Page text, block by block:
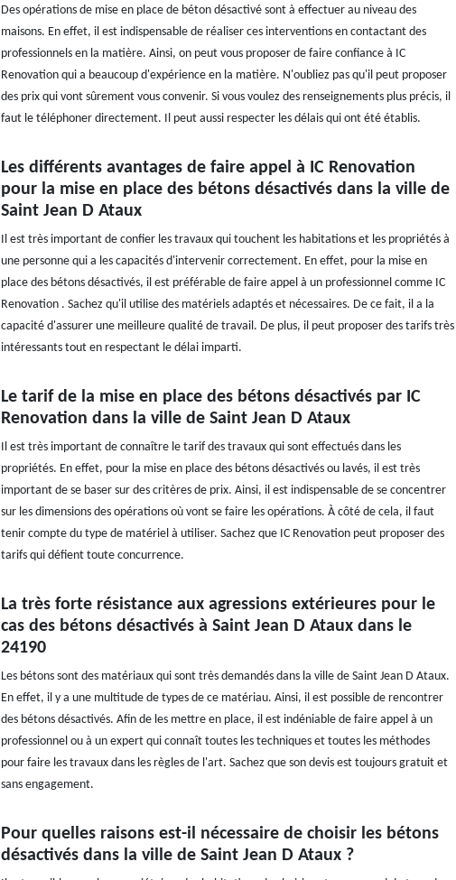
Des opérations de mise en place de béton désactivé sont à effectuer au niveau des
maisons. En effet, il est indispensable de réaliser ces interventions en contactant des
professionnels en la matière. Ainsi, on peut vous proposer de faire confiance à IC
Renovation qui a beaucoup d'expérience en la matière. N'oubliez pas qu'il peut proposer
des prix qui vont sûrement vous convenir. Si vous voulez des renseignements plus précis, il
faut le téléphoner directement. Il peut aussi respecter les délais qui ont été établis.
Les différents avantages de faire appel à IC Renovation
pour la mise en place des bétons désactivés dans la ville de
Saint Jean D Ataux
Il est très important de confier les travaux qui touchent les habitations et les propriétés à
une personne qui a les capacités d'intervenir correctement. En effet, pour la mise en
place des bétons désactivés, il est préférable de faire appel à un professionnel comme IC
Renovation . Sachez qu'il utilise des matériels adaptés et nécessaires. De ce fait, il a la
capacité d'assurer une meilleure qualité de travail. De plus, il peut proposer des tarifs très
intéressants tout en respectant le délai imparti.
Le tarif de la mise en place des bétons désactivés par IC
Renovation dans la ville de Saint Jean D Ataux
Il est très important de connaître le tarif des travaux qui sont effectués dans les
propriétés. En effet, pour la mise en place des bétons désactivés ou lavés, il est très
important de se baser sur des critères de prix. Ainsi, il est indispensable de se concentrer
sur les dimensions des opérations où vont se faire les opérations. À côté de cela, il faut
tenir compte du type de matériel à utiliser. Sachez que IC Renovation peut proposer des
tarifs qui défient toute concurrence.
La très forte résistance aux agressions extérieures pour le
cas des bétons désactivés à Saint Jean D Ataux dans le
24190
Les bétons sont des matériaux qui sont très demandés dans la ville de Saint Jean D Ataux.
En effet, il y a une multitude de types de ce matériau. Ainsi, il est possible de rencontrer
des bétons désactivés. Afin de les mettre en place, il est indéniable de faire appel à un
professionnel ou à un expert qui connaît toutes les techniques et toutes les méthodes
pour faire les travaux dans les règles de l'art. Sachez que son devis est toujours gratuit et
sans engagement.
Pour quelles raisons est-il nécessaire de choisir les bétons
désactivés dans la ville de Saint Jean D Ataux ?